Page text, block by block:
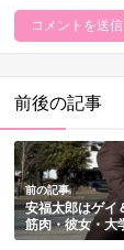
前後の記事
前の記事
安福太郎はゲイ
筋肉・彼女・大
ャストの経歴の